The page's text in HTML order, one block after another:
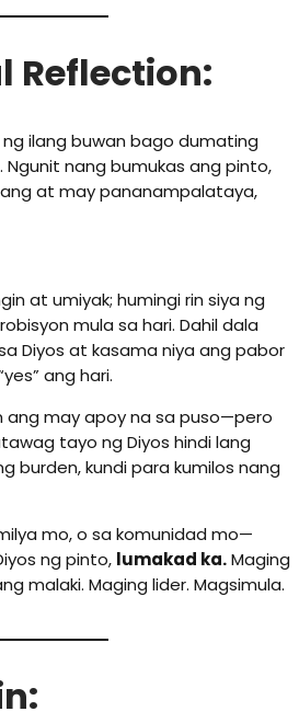
Reflection:
ilang buwan bago dumating
nang bumukas ang pinto,
at may pananampalataya,
at umiyak; humingi rin siya ng
mula sa hari. Dahil dala
Diyos at kasama niya ang pabor
ang hari.
ang may apoy na sa puso—pero
tayo ng Diyos hindi lang
burden, kundi para kumilos nang
mo, o sa komunidad mo—
ng pinto, lumakad ka.Maging
malaki. Maging lider. Magsimula.